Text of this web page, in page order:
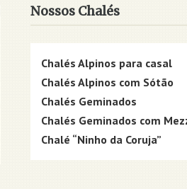
Nossos Chalés
Chalés Alpinos para casal
Chalés Alpinos com Sótão
Chalés Geminados
Chalés Geminados com
Chalé “Ninho da Coruja”